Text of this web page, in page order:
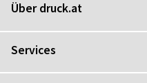
Über druck.at
Services